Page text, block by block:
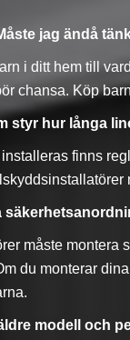
jag ändå
i ditt hem till
chansa. Köp
styr hur långa
finns
måste montera
du monterar
modell och